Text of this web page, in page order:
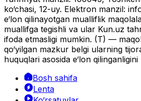
ko‘chasi, 12-uy. Elektron manzil:
e‘lon qilinayotgan mualliflik
muallifga tegishli va ular Kun.uz
ifoda etmasligi mumkin. (T) —
qo‘yilgan mazkur belgi ularning
huquqlari asosida e‘lon qilinganligini
Bosh sahifa
Lenta